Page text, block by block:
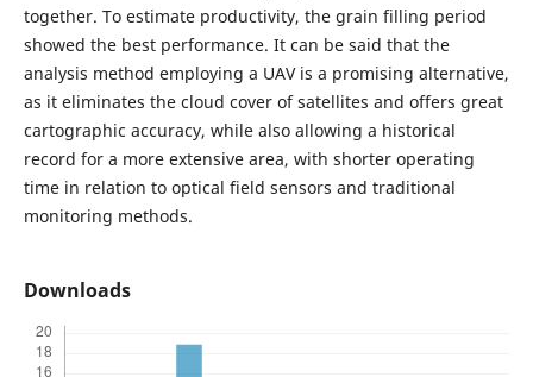
together. To estimate productivity, the grain filling period
showed the best performance. It can be said that the
analysis method employing a UAV is a promising alternative,
as it eliminates the cloud cover of satellites and offers great
cartographic accuracy, while also allowing a historical
record for a more extensive area, with shorter operating
time in relation to optical field sensors and traditional
monitoring methods.
Downloads